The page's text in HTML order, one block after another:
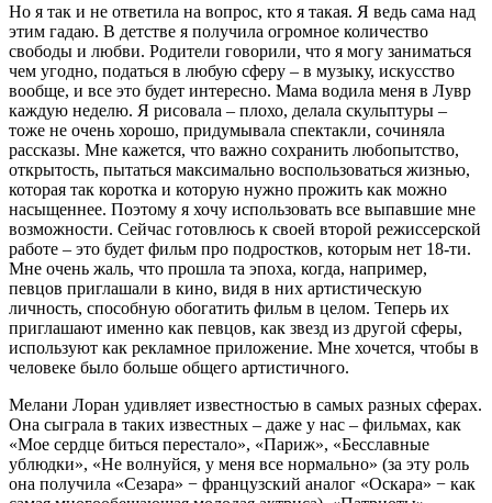
Но я так и не ответила на вопрос, кто я такая. Я ведь сама над
этим гадаю. В детстве я получила огромное количество
свободы и любви. Родители говорили, что я могу заниматься
чем угодно, податься в любую сферу – в музыку, искусство
вообще, и все это будет интересно. Мама водила меня в Лувр
каждую неделю. Я рисовала – плохо, делала скульптуры –
тоже не очень хорошо, придумывала спектакли, сочиняла
рассказы. Мне кажется, что важно сохранить любопытство,
открытость, пытаться максимально воспользоваться жизнью,
которая так коротка и которую нужно прожить как можно
насыщеннее. Поэтому я хочу использовать все выпавшие мне
возможности. Сейчас готовлюсь к своей второй режиссерской
работе – это будет фильм про подростков, которым нет 18-ти.
Мне очень жаль, что прошла та эпоха, когда, например,
певцов приглашали в кино, видя в них артистическую
личность, способную обогатить фильм в целом. Теперь их
приглашают именно как певцов, как звезд из другой сферы,
используют как рекламное приложение. Мне хочется, чтобы в
человеке было больше общего артистичного.
Мелани Лоран удивляет известностью в самых разных сферах.
Она сыграла в таких известных – даже у нас – фильмах, как
«Мое сердце биться перестало», «Париж», «Бесславные
ублюдки», «Не волнуйся, у меня все нормально» (за эту роль
она получила «Сезара» − французский аналог «Оскара» − как